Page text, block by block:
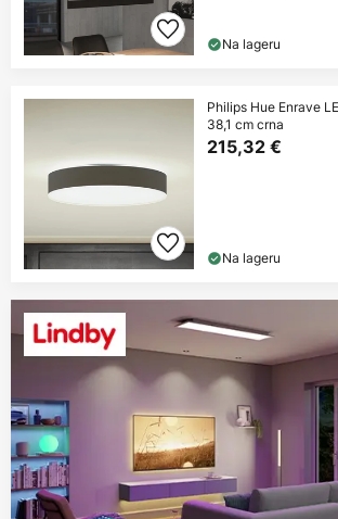
Na lageru
Philips Hue Enrave
38,1 cm crna
215,32 €
Na lageru